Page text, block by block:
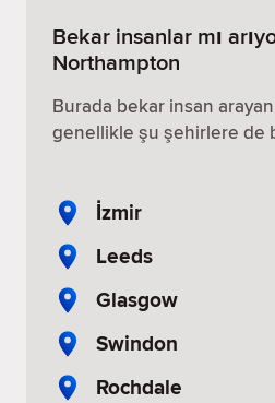
Bekar insanlar mı
Northampton
Burada bekar insan
genellikle şu şehirlere de
İzmir
Leeds
Glasgow
Swindon
Rochdale